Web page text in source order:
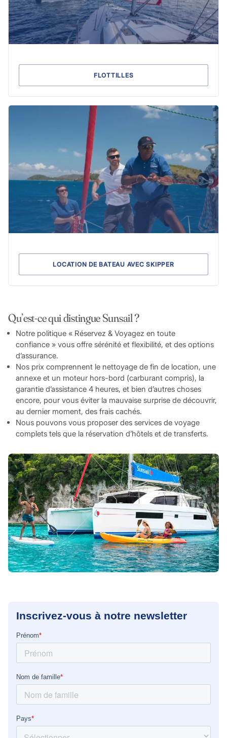
FLOTTILLES
LOCATION DE BATEAU AVEC SKIPPER
Qu’est-ce qui distingue Sunsail ?
Notre politique « Réservez & Voyagez en toute
confiance » vous offre sérénité et flexibilité, et des options
d’assurance.
Nos prix comprennent le nettoyage de fin de location, une
annexe et un moteur hors-bord (carburant compris), la
garantie d’assistance 4 heures, et bien d’autres choses
encore, pour vous éviter la mauvaise surprise de découvrir,
au dernier moment, des frais cachés.
Nous pouvons vous proposer des services de voyage
complets tels que la réservation d’hôtels et de transferts.